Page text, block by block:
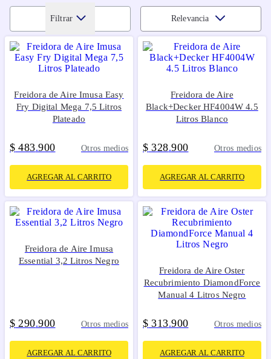
Filtrar Relevancia
Freidora de Aire Imusa Easy
Fry Digital Mega 7,5 Litros
Plateado
$ 483.900 Otros medios
AGREGAR AL CARRITO
Freidora de Aire
Black+Decker HF4004W 4.5
Litros Blanco
$ 328.900 Otros medios
AGREGAR AL CARRITO
Freidora de Aire Imusa
Essential 3,2 Litros Negro
$ 290.900 Otros medios
AGREGAR AL CARRITO
Freidora de Aire Oster
Recubrimiento DiamondForce
Manual 4 Litros Negro
$ 313.900 Otros medios
AGREGAR AL CARRITO